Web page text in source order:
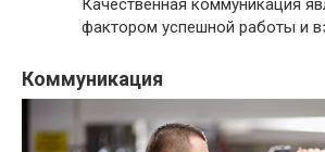
Качественная коммуникация
фактором успешной работы и
Коммуникация